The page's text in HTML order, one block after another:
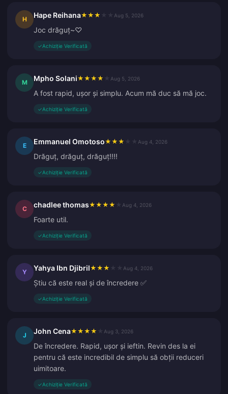
H Hape Reihana★ ★ ★ Aug 5, 2026
Joc drăguț~♡
✓Achiziție Verificată
M Mpho Solani★ ★ ★ ★ Aug 5, 2026
A fost rapid, ușor și simplu. Acum mă duc să mă joc.
✓Achiziție Verificată
E Emmanuel Omotoso★ ★ ★ Aug 4, 2026
Drăguț, drăguț, drăguț!!!!
✓Achiziție Verificată
C chadlee thomas★ ★ ★ ★ Aug 4, 2026
Foarte util.
✓Achiziție Verificată
Y Yahya Ibn Djibril★ ★ ★ Aug 4, 2026
Știu că este real și de încredere ✅
✓Achiziție Verificată
J John Cena★ ★ ★ ★ Aug 3, 2026
De încredere. Rapid, ușor și ieftin. Revin des la ei
pentru că este incredibil de simplu să obții reduceri
uimitoare.
✓Achiziție Verificată